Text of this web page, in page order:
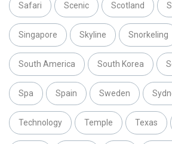
Safari Scenic Scotland
Singapore Skyline Snorkeling
South America South Korea
Spa Spain Sweden
Technology Temple Texas